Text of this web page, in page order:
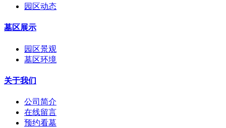
园区动态
墓区展示
园区景观
墓区环境
关于我们
公司简介
在线留言
预约看墓